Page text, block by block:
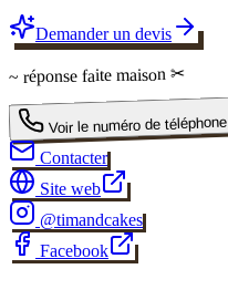
Demander un devis
~ réponsefaite maison ✂
Voir le numéro de téléphone
Contacter
Site web
@timandcakes
Facebook